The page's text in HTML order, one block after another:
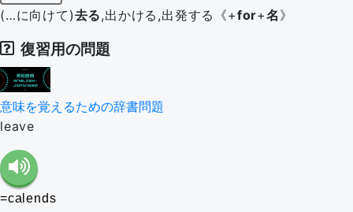
(…に向けて)去る,出かける,出発する《+for+名 》
復習用の問題
意味を覚えるための辞書問題
leave
=calends